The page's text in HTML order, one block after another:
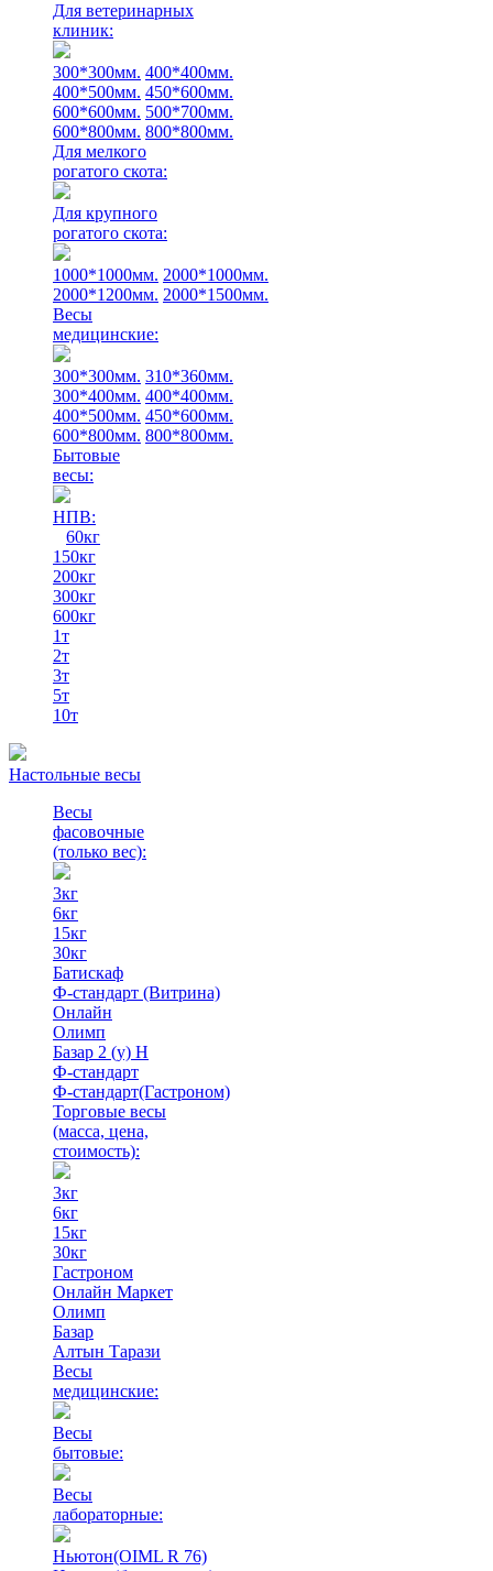
Для ветеринарных
клиник:
300*300мм. 400*400мм.
400*500мм. 450*600мм.
600*600мм. 500*700мм.
600*800мм. 800*800мм.
Для мелкого
рогатого скота:
Для крупного
рогатого скота:
1000*1000мм. 2000*1000мм.
2000*1200мм. 2000*1500мм.
Весы
медицинские:
300*300мм. 310*360мм.
300*400мм. 400*400мм.
400*500мм. 450*600мм.
600*800мм. 800*800мм.
Бытовые
весы:
НПВ:
60кг
150кг
200кг
300кг
600кг
1т
2т
3т
5т
10т
Настольные весы
Весы
фасовочные
(только вес):
3кг
6кг
15кг
30кг
Батискаф
Ф-стандарт (Витрина)
Онлайн
Олимп
Базар 2 (у) Н
Ф-стандарт
Ф-стандарт(Гастроном)
Торговые весы
(масса, цена,
стоимость):
3кг
6кг
15кг
30кг
Гастроном
Онлайн Маркет
Олимп
Базар
Алтын Тарази
Весы
медицинские:
Весы
бытовые:
Весы
лабораторные:
Ньютон(OIML R 76)